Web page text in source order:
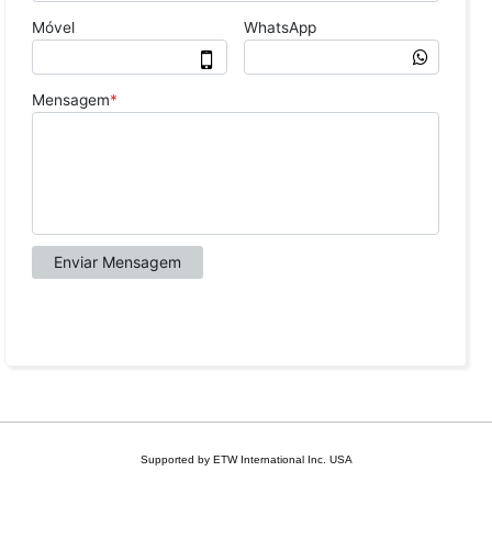
Supported by ETW International Inc. USA